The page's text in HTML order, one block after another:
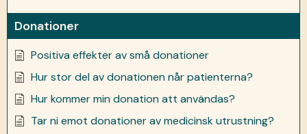
Donationer
Positiva effekter av små donationer
Hur stor del av donationen når patienterna?
Hur kommer min donation att användas?
Tar ni emot donationer av medicinsk utrustning?